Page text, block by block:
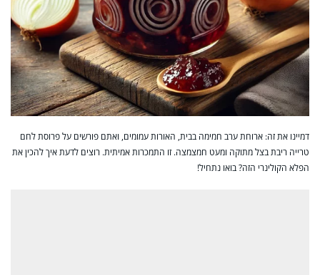
דמיינו את זה: ארוחת ערב חמימה בבית, האורות עמומים, ואתם פורשים על פרוסת לחם
טרייה ריבת בצל מתוקה ומעט חמצמצה. זו התמכרות אמיתית. רוצים לדעת איך להכין את
הפלא הקולינרי הזה? בואו נתחיל!